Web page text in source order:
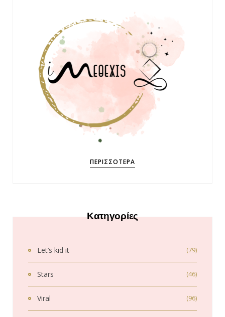
ΠΕΡΙΣΣΌΤΕΡΑ
Κατηγορίες
Let’s kid it (79)
Stars (46)
Viral (96)